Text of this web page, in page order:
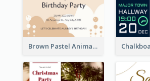
Brown Pastel Animals Cartoon Baby Birthday Invitation